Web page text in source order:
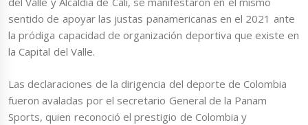
sentido de apoyar las justas panamericanas en el 2021 ante
la pródiga capacidad de organización deportiva que existe en
la Capital del Valle.
Las declaraciones de la dirigencia del deporte de Colombia
fueron avaladas por el secretario General de la Panam
Sports, quien reconoció el prestigio de Colombia y